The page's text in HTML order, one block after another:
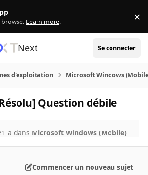
Learn more. ×
Next Se connecter
d'exploitation Microsoft Windows
Question débile
a dans Microsoft Windows (Mobile)
Commencer un nouveau sujet